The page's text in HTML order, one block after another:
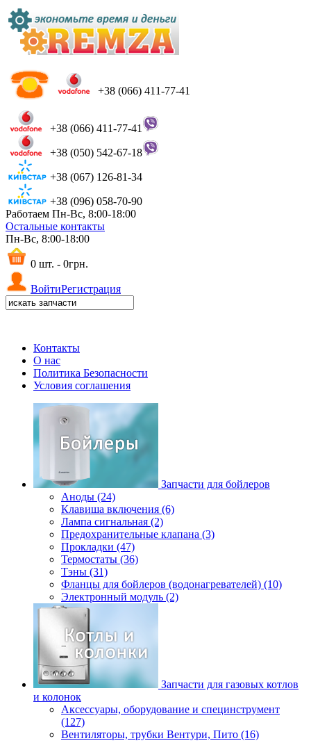
+38 (066) 411-77-41
+38 (066) 411-77-41
+38 (050) 542-67-18
+38 (067) 126-81-34
+38 (096) 058-70-90
Работаем Пн-Вс, 8:00-18:00
Остальные контакты
Пн-Вс, 8:00-18:00
0 шт. - 0грн.
ВойтиРегистрация
Контакты
О нас
Политика Безопасности
Условия соглашения
Запчасти для бойлеров
Аноды (24)
Клавиша включения (6)
Лампа сигнальная (2)
Предохранительные клапана (3)
Прокладки (47)
Термостаты (36)
Тэны (31)
Фланцы для бойлеров (водонагревателей) (10)
Электронный модуль (2)
Запчасти для газовых котлов
и колонок
Аксессуары, оборудование и специнструмент
(127)
Вентиляторы, трубки Вентури, Пито (16)